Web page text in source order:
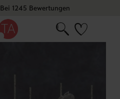
Bei 1245 Bewertungen